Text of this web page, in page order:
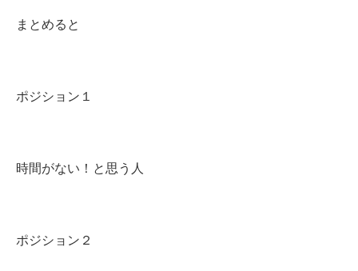
まとめると
ポジション１
時間がない！と思う人
ポジション２